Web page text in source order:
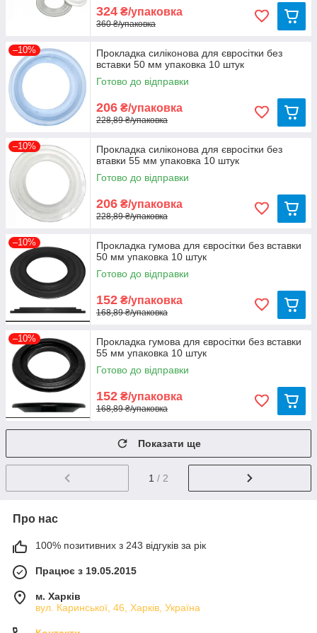
324 ₴/упаковка
360 ₴/упаковка
–10%
Прокладка силіконова для євросітки без
вставки 50 мм упаковка 10 штук
Готово до відправки
206 ₴/упаковка
228,89 ₴/упаковка
–10%
Прокладка силіконова для євросітки без
втавки 55 мм упаковка 10 штук
Готово до відправки
206 ₴/упаковка
228,89 ₴/упаковка
–10%
Прокладка гумова для євросітки без вставки
50 мм упаковка 10 штук
Готово до відправки
152 ₴/упаковка
168,89 ₴/упаковка
–10%
Прокладка гумова для євросітки без вставки
55 мм упаковка 10 штук
Готово до відправки
152 ₴/упаковка
168,89 ₴/упаковка
Показати ще
1 / 2
Про нас
100% позитивних з 243 відгуків за рік
Працює з 19.05.2015
м. Харків
вул. Каринської, 46, Харків, Україна